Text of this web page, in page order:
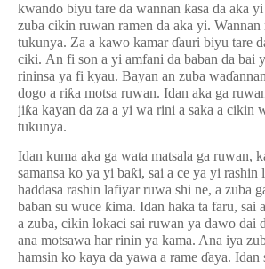
kwando biyu tare da wannan ƙasa da aka
zuba cikin ruwan ramen da aka yi. Wannan
tukunya. Za a kawo kamarɗauri biyu tare
ciki. An fi son a yi amfani da baban da bai
rininsa ya fi kyau. Bayan an zuba waɗ
dogo a riƙa motsa ruwan. Idan aka ga
jiƙa kayan da za a yi wa rini a saka a cikin
tukunya.
Idan kuma aka ga wata matsala ga ruwan,
samansa ko ya yi baƙi, sai a ce ya yi rashin
haddasa rashin lafiyar ruwa shi ne, a zuba
baban su wuce ƙima. Idan haka ta faru, sai
a zuba, cikin lokaci sai ruwan ya dawo dai
ana motsawa har rinin ya kama. Ana iya
hamsin ko kaya da yawa a rame ɗaya. Idan